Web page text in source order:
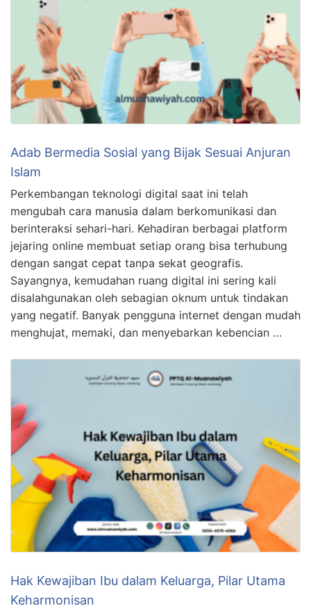
Adab Bermedia Sosial yang Bijak Sesuai Anjuran
Islam
Perkembangan teknologi digital saat ini telah
mengubah cara manusia dalam berkomunikasi dan
berinteraksi sehari-hari. Kehadiran berbagai platform
jejaring online membuat setiap orang bisa terhubung
dengan sangat cepat tanpa sekat geografis.
Sayangnya, kemudahan ruang digital ini sering kali
disalahgunakan oleh sebagian oknum untuk tindakan
yang negatif. Banyak pengguna internet dengan mudah
menghujat, memaki, dan menyebarkan kebencian …
Hak Kewajiban Ibu dalam Keluarga, Pilar Utama
Keharmonisan